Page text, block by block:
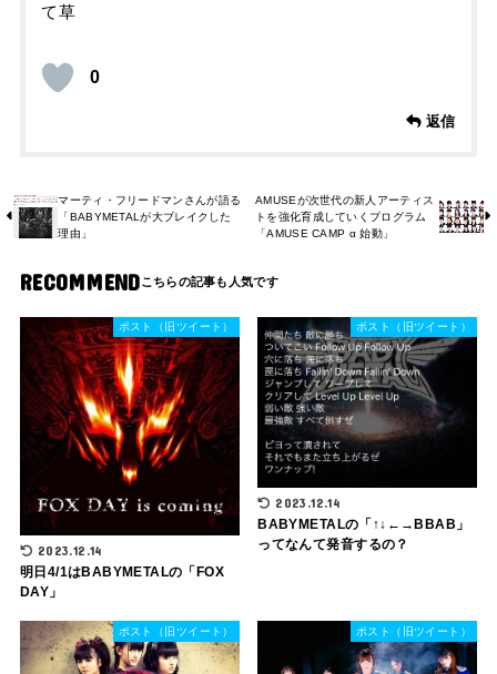
て草
0
返信
マーティ・フリードマンさんが語る
「BABYMETALが大ブレイクした
理由」
AMUSEが次世代の新人アーティス
トを強化育成していくプログラム
「AMUSE CAMP α 始動」
RECOMMEND
ポスト（旧ツイート）
2023.12.14
明日4/1はBABYMETALの「FOX
DAY」
ポスト（旧ツイート）
2023.12.14
BABYMETALの「↑↓←→BBAB」
ってなんて発音するの？
ポスト（旧ツイート） ポスト（旧ツイート）